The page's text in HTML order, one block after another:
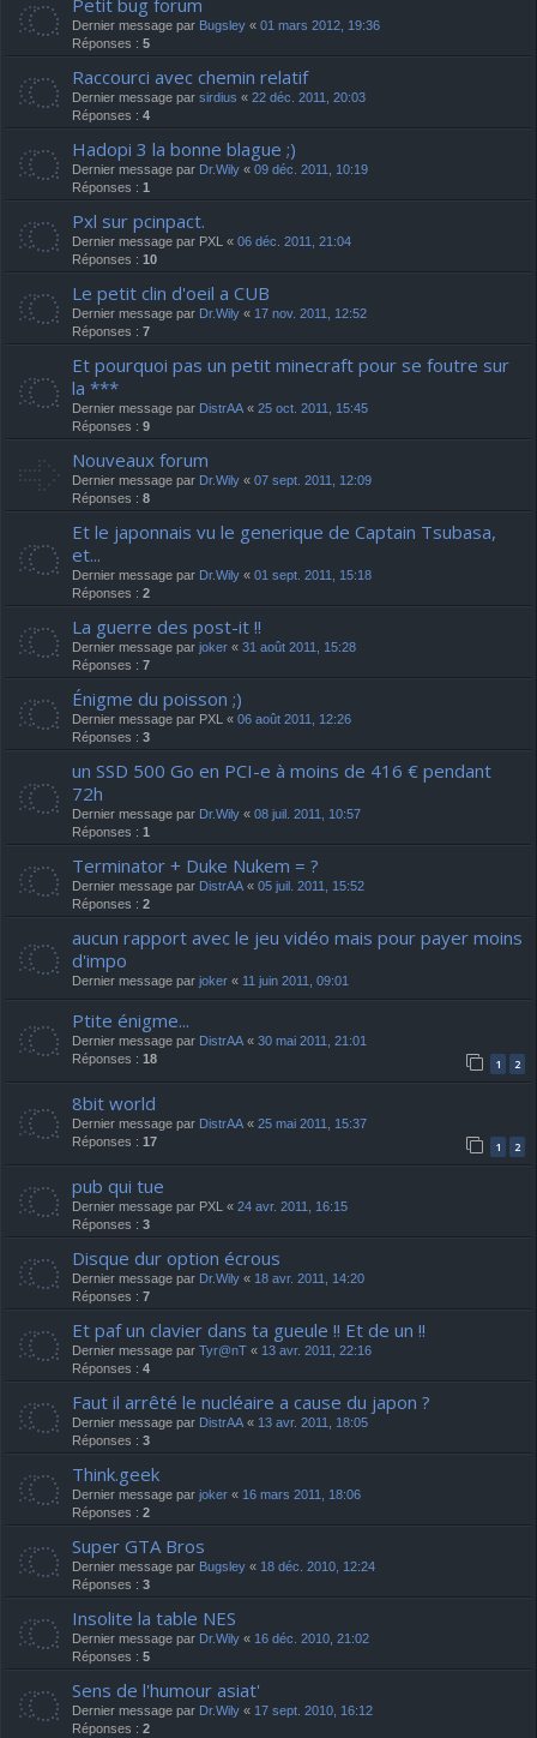
Petit bug forum
Dernier message par Bugsley « 01 mars 2012, 19:36
Réponses : 5
Raccourci avec chemin relatif
Dernier message par sirdius « 22 déc. 2011, 20:03
Réponses : 4
Hadopi 3 la bonne blague ;)
Dernier message par Dr.Wily « 09 déc. 2011, 10:19
Réponses : 1
Pxl sur pcinpact.
Dernier message par PXL « 06 déc. 2011, 21:04
Réponses : 10
Le petit clin d'oeil a CUB
Dernier message par Dr.Wily « 17 nov. 2011, 12:52
Réponses : 7
Et pourquoi pas un petit minecraft pour se foutre sur
la ***
Dernier message par DistrAA « 25 oct. 2011, 15:45
Réponses : 9
Nouveaux forum
Dernier message par Dr.Wily « 07 sept. 2011, 12:09
Réponses : 8
Et le japonnais vu le generique de Captain Tsubasa,
et...
Dernier message par Dr.Wily « 01 sept. 2011, 15:18
Réponses : 2
La guerre des post-it !!
Dernier message par joker « 31 août 2011, 15:28
Réponses : 7
Énigme du poisson ;)
Dernier message par PXL « 06 août 2011, 12:26
Réponses : 3
un SSD 500 Go en PCI-e à moins de 416 € pendant
72h
Dernier message par Dr.Wily « 08 juil. 2011, 10:57
Réponses : 1
Terminator + Duke Nukem = ?
Dernier message par DistrAA « 05 juil. 2011, 15:52
Réponses : 2
aucun rapport avec le jeu vidéo mais pour payer moins
d'impo
Dernier message par joker « 11 juin 2011, 09:01
Ptite énigme...
Dernier message par DistrAA « 30 mai 2011, 21:01
Réponses : 18 1 2
8bit world
Dernier message par DistrAA « 25 mai 2011, 15:37
Réponses : 17 1 2
pub qui tue
Dernier message par PXL « 24 avr. 2011, 16:15
Réponses : 3
Disque dur option écrous
Dernier message par Dr.Wily « 18 avr. 2011, 14:20
Réponses : 7
Et paf un clavier dans ta gueule !! Et de un !!
Dernier message par Tyr@nT « 13 avr. 2011, 22:16
Réponses : 4
Faut il arrêté le nucléaire a cause du japon ?
Dernier message par DistrAA « 13 avr. 2011, 18:05
Réponses : 3
Think.geek
Dernier message par joker « 16 mars 2011, 18:06
Réponses : 2
Super GTA Bros
Dernier message par Bugsley « 18 déc. 2010, 12:24
Réponses : 3
Insolite la table NES
Dernier message par Dr.Wily « 16 déc. 2010, 21:02
Réponses : 5
Sens de l'humour asiat'
Dernier message par Dr.Wily « 17 sept. 2010, 16:12
Réponses : 2